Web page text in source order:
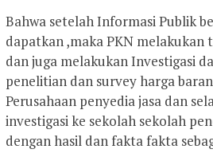
Bahwa setelah Informasi Publik
dapatkan ,maka PKN melakukan
dan juga melakukan Investigasi
penelitian dan survey harga
Perusahaan penyedia jasa dan
investigasi ke sekolah sekolah
dengan hasil dan fakta fakta